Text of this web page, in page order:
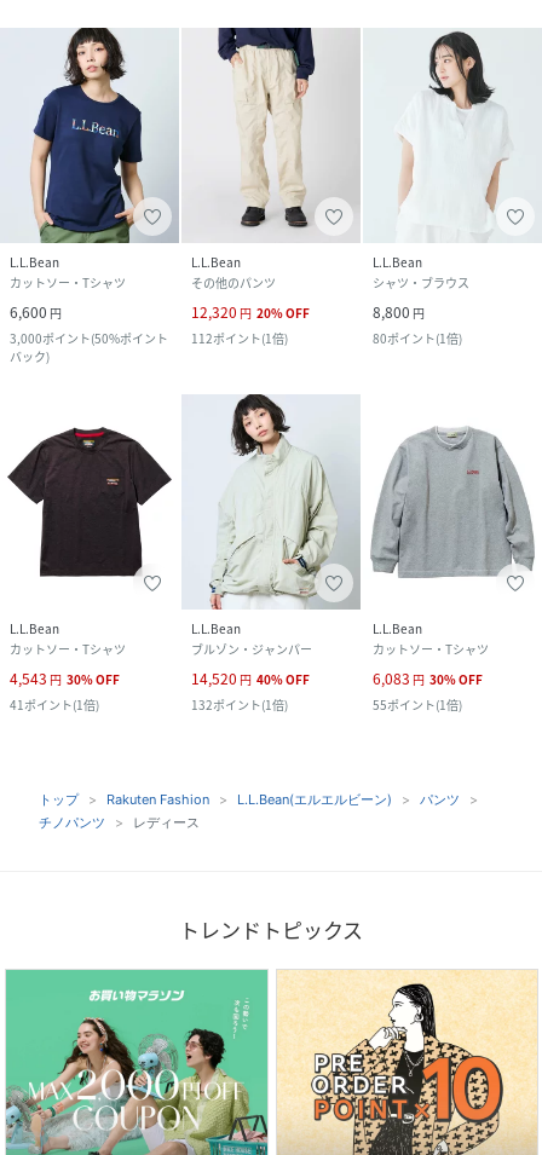
L.L.Bean
カットソー・Tシャツ
6,600 円
3,000ポイント(50%ポイント
バック)
L.L.Bean
その他のパンツ
12,320 円 20%OFF
112ポイント(1倍)
L.L.Bean
シャツ・ブラウス
8,800 円
80ポイント(1倍)
L.L.Bean
カットソー・Tシャツ
4,543 円 30%OFF
41 ポイント(1倍)
L.L.Bean
ブルゾン・ジャンパー
14,520 円 40%OFF
132ポイント(1倍)
L.L.Bean
カットソー・Tシャツ
6,083 円 30%OFF
55ポイント(1倍)
トップ Rakuten Fashion L.L.Bean(エルエルビーン)
パンツ
チノパンツ
レディース
トレンドトピックス